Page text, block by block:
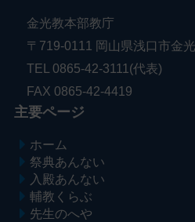
金光教本部教庁
〒719-0111 岡山県浅口市金
TEL 0865-42-3111(代表)
FAX 0865-42-4419
主要ページ
ホーム
祭典あんない
入殿あんない
輔教くらぶ
先生のへや